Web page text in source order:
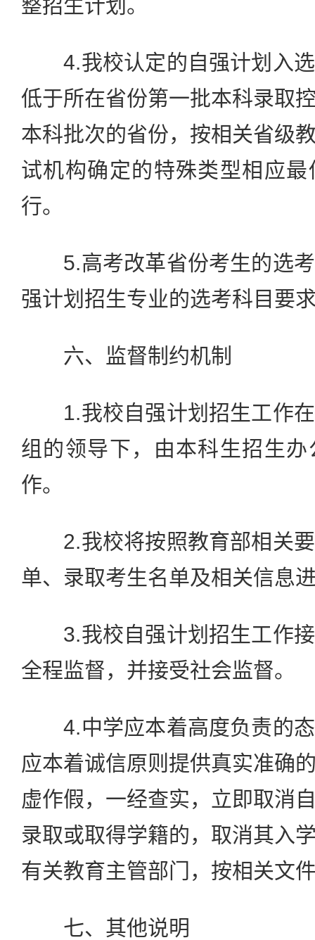
整招生计划。
4.我校认定的自强计划入选
低于所在省份第一批本科录取
本科批次的省份，按相关省级
试机构确定的特殊类型相应
行。
5.高考改革省份考生的选考
强计划招生专业的选考科目要
六、监督制约机制
1.我校自强计划招生工作在
组的领导下，由本科生招生
作。
2.我校将按照教育部相关要
单、录取考生名单及相关信息
3.我校自强计划招生工作接
全程监督，并接受社会监督。
4.中学应本着高度负责的态
应本着诚信原则提供真实准确
虚作假，一经查实，立即取消
录取或取得学籍的，取消其入
有关教育主管部门，按相关文
七、其他说明